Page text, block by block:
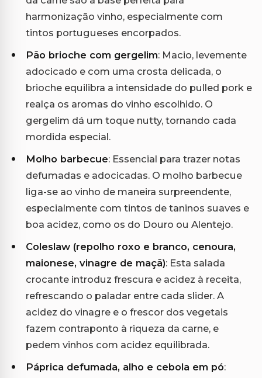
harmonização vinho, especialmente com
tintos portugueses encorpados.
Pão brioche com gergelim: Macio, levemente
adocicado e com uma crosta delicada, o
brioche equilibra a intensidade do pulled pork e
realça os aromas do vinho escolhido. O
gergelim dá um toque nutty, tornando cada
mordida especial.
Molho barbecue: Essencial para trazer notas
defumadas e adocicadas. O molho barbecue
liga-se ao vinho de maneira surpreendente,
especialmente com tintos de taninos suaves e
boa acidez, como os do Douro ou Alentejo.
Coleslaw (repolho roxo e branco, cenoura,
maionese, vinagre de maçã): Esta salada
crocante introduz frescura e acidez à receita,
refrescando o paladar entre cada slider. A
acidez do vinagre e o frescor dos vegetais
fazem contraponto à riqueza da carne, e
pedem vinhos com acidez equilibrada.
Páprica defumada, alho e cebola em pó: